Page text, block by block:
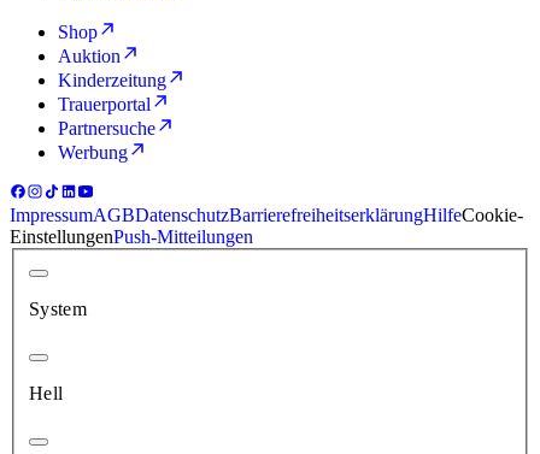
Shop
Auktion
Kinderzeitung
Trauerportal
Partnersuche
Werbung
ImpressumAGBDatenschutzBarrierefreiheitserklärungHilfeCookie-
EinstellungenPush-Mitteilungen
System
Hell